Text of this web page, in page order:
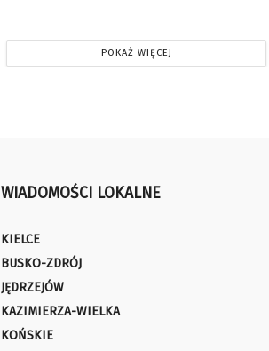
POKAŻ WIĘCEJ
WIADOMOŚCI LOKALNE
KIELCE
BUSKO-ZDRÓJ
JĘDRZEJÓW
KAZIMIERZA-WIELKA
KOŃSKIE